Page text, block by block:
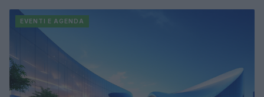
EVENTI E AGENDA